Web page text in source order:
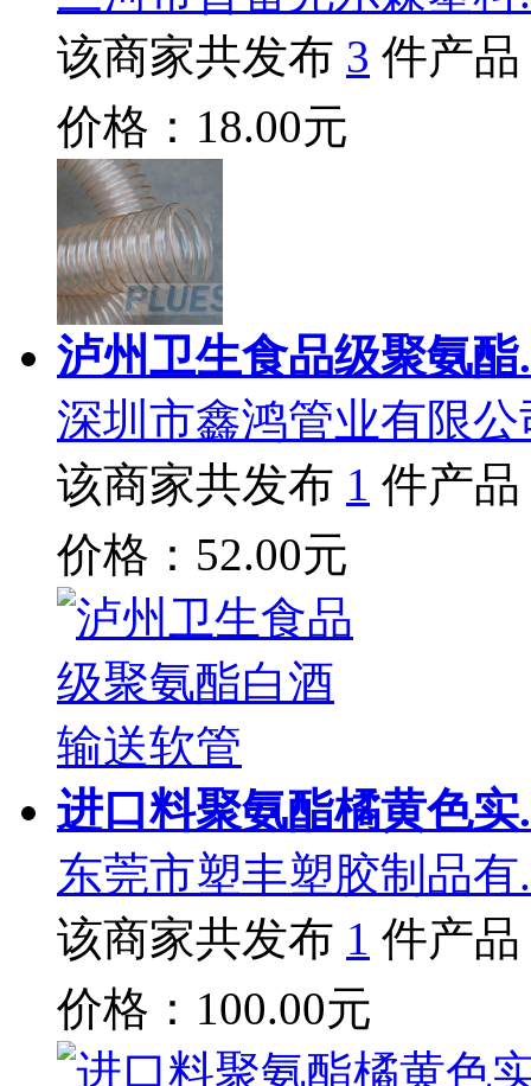
该商家共发布 3 件产品
价格：18.00元
泸州卫生食品级聚氨酯
深圳市鑫鸿管业有限公
该商家共发布 1 件产品
价格：52.00元
进口料聚氨酯橘黄色实
东莞市塑丰塑胶制品有
该商家共发布 1 件产品
价格：100.00元